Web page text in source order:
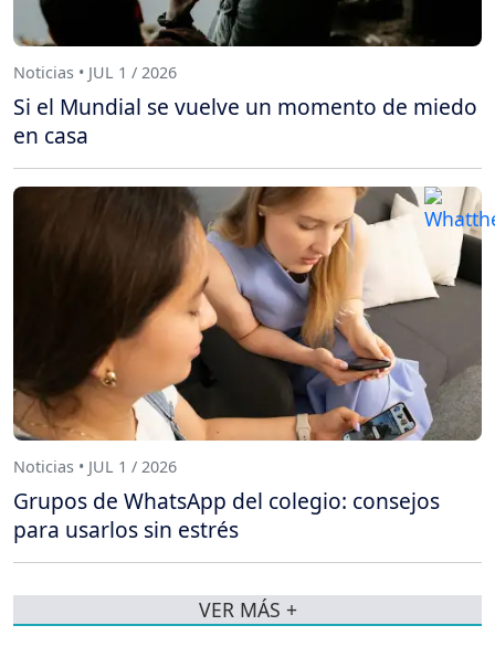
Noticias • JUL 1 / 2026
Si el Mundial se vuelve un momento de miedo
en casa
Noticias • JUL 1 / 2026
Grupos de WhatsApp del colegio: consejos
para usarlos sin estrés
VER MÁS +